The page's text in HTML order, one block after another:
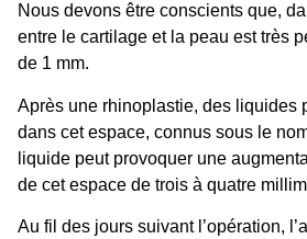
Nous devons être conscients que,
entre le cartilage et la peau est très
de 1 mm.
Après une rhinoplastie, des liquides
dans cet espace, connus sous le
liquide peut provoquer une
de cet espace de trois à quatre
Au fil des jours suivant l’opération,